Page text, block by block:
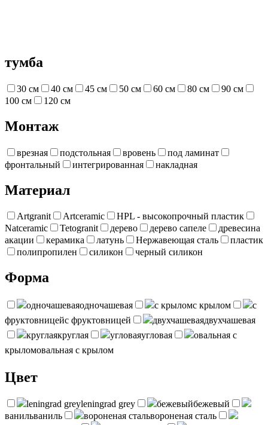
тумба
30 см 40 см 45 см 50 см 60 см 80 см
90 см
100 см
120 см
Монтаж
врезная подстольная вровень
под ламинат
фронтальный
интегрированная накладная
Материал
Artgranit Artceramic
HPL - высокопрочный пластик
Natceramic
Tetogranit дерево дерево сапеле
древесина
акации
керамика латунь Нержавеющая сталь
пластик
полипропилен
силикон черный силикон
Форма
одночашеваяодночашевая с крыломс крылом
с
фруктовницейс фруктовницей двухчашеваядвухчашевая
круглаякруглая угловаяугловая
овальная с
крыломовальная с крылом
Цвет
leningrad greyleningrad grey бежевыйбежевый
ванильваниль вороненая стальвороненая сталь